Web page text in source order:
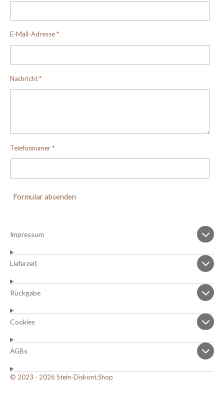
E-Mail-Adresse *
Nachricht *
Telefonnumer *
Formular absenden
Impressum
Lieferzeit
Rückgabe
Cookies
AGBs
© 2023 - 2026 Stein-Diskont.Shop